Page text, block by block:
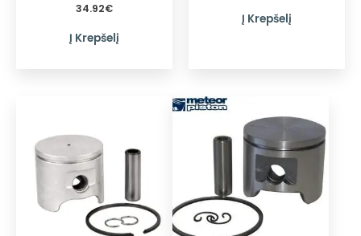
34.92€
Į Krepšelį
Į Krepšelį